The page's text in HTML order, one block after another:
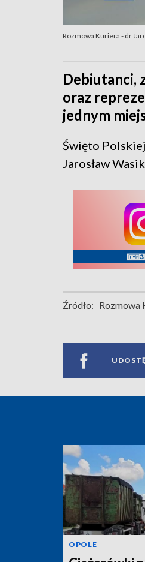
Rozmowa Kuriera - dr
Debiutanci,
oraz
jednym
Święto
Jarosław
Źródło: Rozmowa
OPOLE